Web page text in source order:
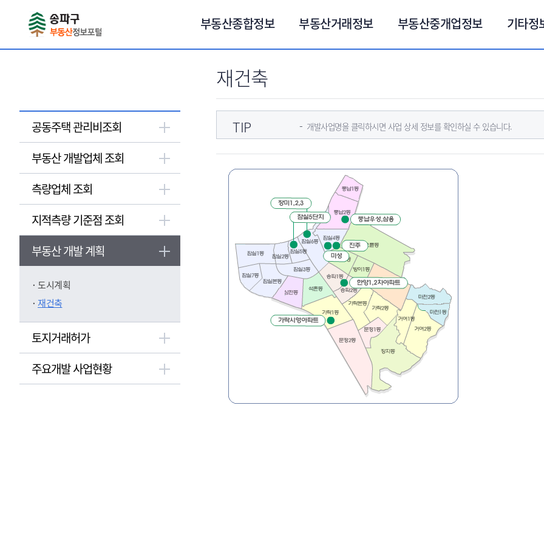
부동산종합정보 부동산거래정보 부동산중개업정보 기타정
공동주택 관리비조회
부동산 개발업체 조회
측량업체 조회
지적측량 기준점 조회
부동산 개발 계획
도시계획
재건축
토지거래허가
주요개발 사업현황
재건축
TIP 개발사업명을 클릭하시면 사업 상세 정보를 확인하실 수 있습니다.